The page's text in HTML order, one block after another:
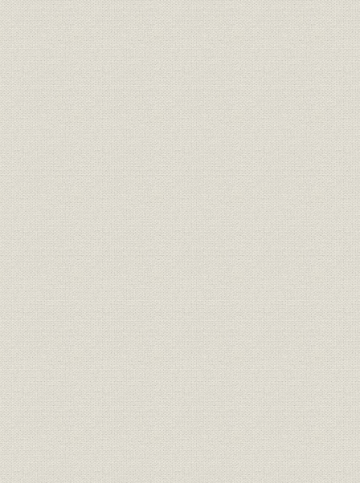
事業所
隅田川に面した向島に設けられ
た桜組の製革場。
[明治中期
事業所
「桜組」として西村勝三の製
靴・製革事業は立て直しに成功
した。その本店は、築地1丁目
ほぼ現在の中央区役所の地にあ
った。また、銀座3丁目には出
張所を設け、往来する人々の目
を引いた。
[明治14年
靴;風俗
ワーグマン描く、西南戦争に向
かう官軍の警ら隊。主として関
東以北の旧士族が多く応募した
が、心なしか軍靴の足音も堂々
と聞こえたとぃう。
商標
「桜組」の商標。サクラの花と
葉に英文をあしらい、なかなか
斬新なデザインである。
[明治17年
経営
東京府統計表による明治前期に
おける製靴工場の概要(明治
9~14年)
明治9年
(1881年)
経営者
弾 直樹 旧幕以来の伝統を活かし
つつ、製革・製靴事業に洋式手
法を取り入れることに意欲的だ
った。
[明治2年
資料
革職教師チアレス・ヘンニンゲ
ルの雇い入れ文書。
[明治4年
「弾北岡組」の運営は実際上
は、製靴場と製革場とに分かれ
ていたらしい。浅草・亀岡町の